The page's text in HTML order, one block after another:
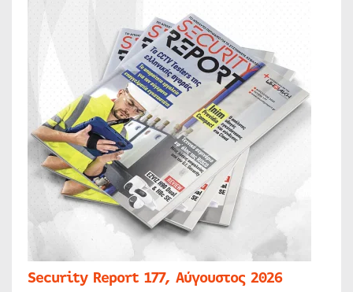
Security Report 177, Αύγουστος 2026